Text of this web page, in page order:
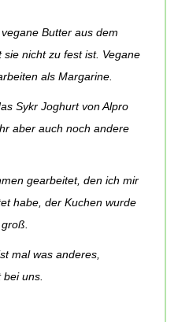
Butter aus dem
nicht zu fest ist. Vegane
als Margarine.
Sykr Joghurt von Alpro
aber auch noch andere
gearbeitet, den ich mir
habe, der Kuchen wurde
mal was anderes,
uns.